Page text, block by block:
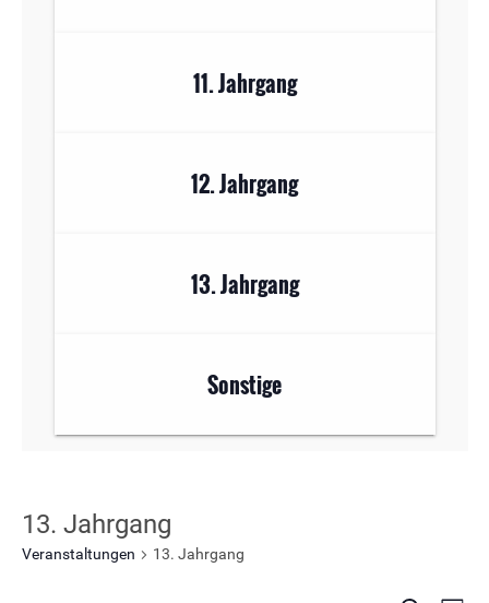
11. Jahrgang
12. Jahrgang
13. Jahrgang
Sonstige
13. Jahrgang
Veranstaltungen 13. Jahrgang